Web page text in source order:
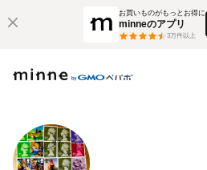
お買いものがもっとお得に
minneのアプリ
3万件以上